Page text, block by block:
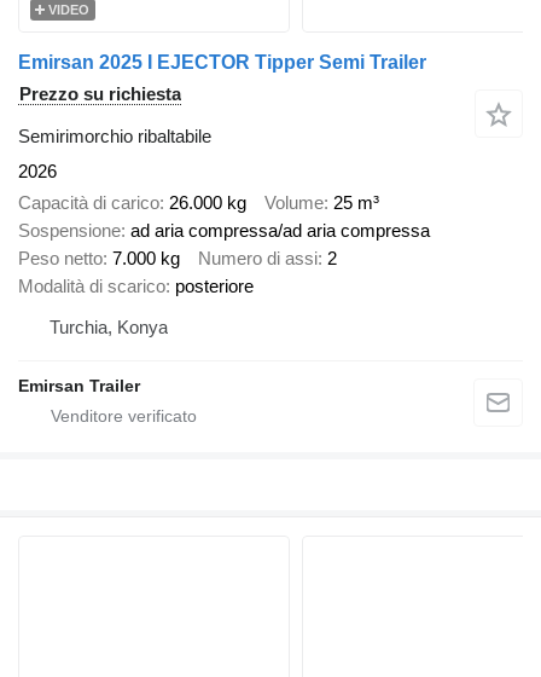
VIDEO
Emirsan 2025 I EJECTOR Tipper Semi Trailer
Prezzo su richiesta
Semirimorchio ribaltabile
2026
Capacità di carico 26.000 kg Volume 25 m³
Sospensione ad aria compressa/ad aria compressa
Peso netto 7.000 kg Numero di assi 2
Modalità di scarico posteriore
Turchia, Konya
Emirsan Trailer